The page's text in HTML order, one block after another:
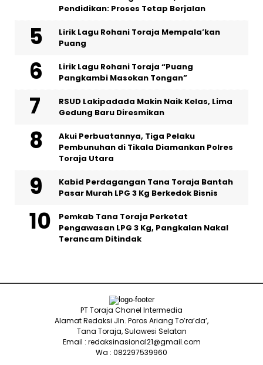
Pendidikan: Proses Tetap Berjalan
Lirik Lagu Rohani Toraja Mempala’kan
Puang
Lirik Lagu Rohani Toraja “Puang
Pangkambi Masokan Tongan”
RSUD Lakipadada Makin Naik Kelas, Lima
Gedung Baru Diresmikan
Akui Perbuatannya, Tiga Pelaku
Pembunuhan di Tikala Diamankan Polres
Toraja Utara
Kabid Perdagangan Tana Toraja Bantah
Pasar Murah LPG 3 Kg Berkedok Bisnis
Pemkab Tana Toraja Perketat
Pengawasan LPG 3 Kg, Pangkalan Nakal
Terancam Ditindak
PT Toraja Chanel Intermedia
Alamat Redaksi Jln. Poros Ariang To’ra’da’,
Tana Toraja, Sulawesi Selatan
Email : redaksinasional21@gmail.com
Wa : 082297539960